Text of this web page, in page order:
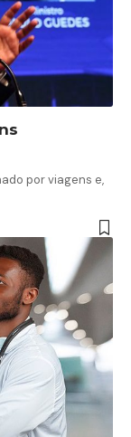
por viagens e,